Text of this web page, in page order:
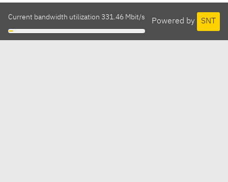
Powered by SNT
Current bandwidth utilization 331.46 Mbit/s